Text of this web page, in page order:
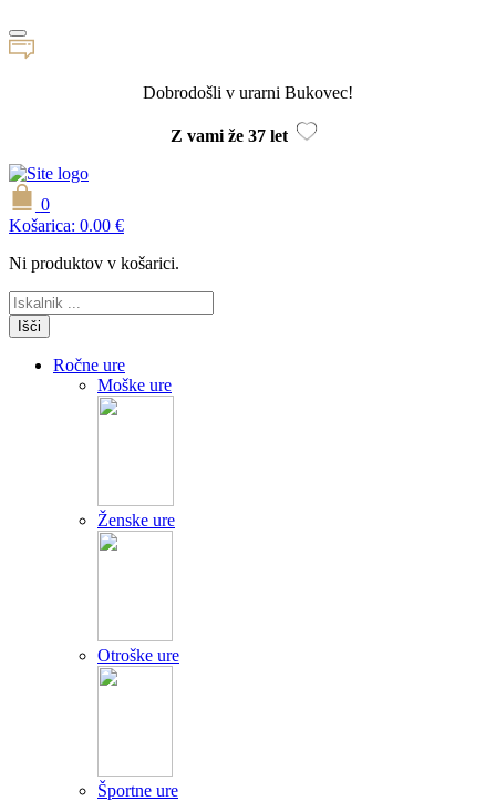
Dobrodošli v urarni Bukovec!
Z vami že 37 let
0
Košarica: 0.00 €
Ni produktov v košarici.
Išči
Ročne ure
Moške ure
Ženske ure
Otroške ure
Športne ure